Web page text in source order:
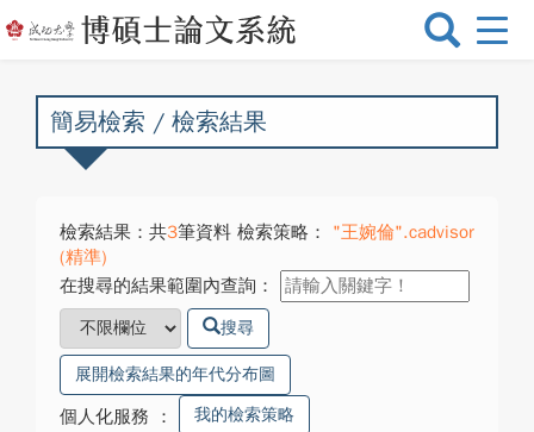
選
換
簡易檢索 / 檢索結果
檢索結果：共3筆資料 檢索策略：
"王婉倫".cadvisor
(精準)
在搜尋的結果範圍內查詢：
搜尋
展開檢索結果的年代分布圖
個人化服務 ： 我的檢索策略